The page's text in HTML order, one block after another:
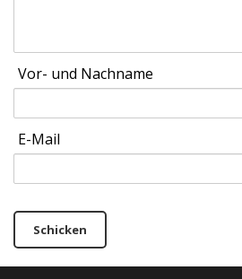
Vor- und Nachname
E-Mail
Schicken